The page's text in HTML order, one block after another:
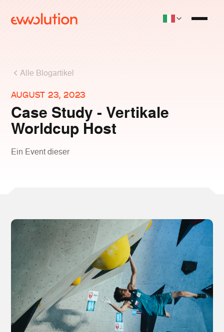
Alle Blogartikel
AUGUST 23, 2023
Case Study - Vertikale
Worldcup Host
Ein Event dieser